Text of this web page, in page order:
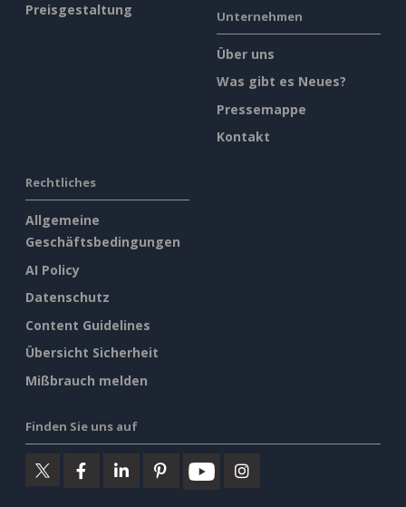
Preisgestaltung
Unternehmen
Über uns
Was gibt es Neues?
Pressemappe
Kontakt
Rechtliches
Allgemeine
Geschäftsbedingungen
AI Policy
Datenschutz
Content Guidelines
Übersicht Sicherheit
Mißbrauch melden
Finden Sie uns auf